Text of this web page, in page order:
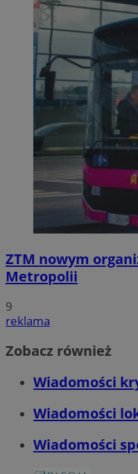
ZTM nowym
Metropolii
9
reklama
Zobacz również
Wiadomości
Wiadomości
Wiadomości